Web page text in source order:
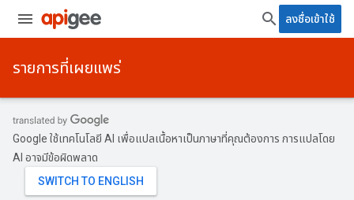
ลงชื่อเข้าใช้
รายการที่เผยแพร่
Google ใช้เทคโนโลยี AI เพื่อแปลเนื้อหาเป็นภาษาที่คุณต้องการ การแปลโดย
AI อาจมีข้อผิดพลาด